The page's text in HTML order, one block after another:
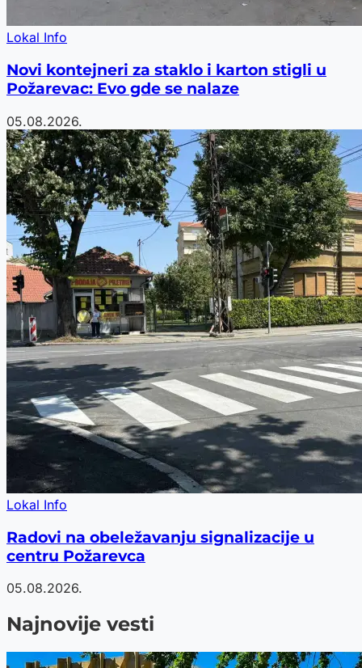
Lokal Info
Novi kontejneri za staklo i karton stigli u
Požarevac: Evo gde se nalaze
05.08.2026.
Lokal Info
Radovi na obeležavanju signalizacije u
centru Požarevca
05.08.2026.
Najnovije vesti